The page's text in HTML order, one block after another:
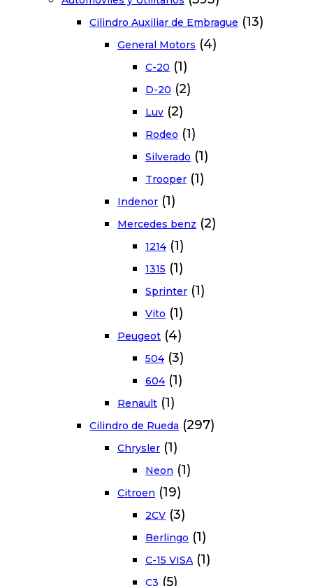
Cilindro Auxiliar de Embrague (13)
General Motors (4)
C-20 (1)
D-20 (2)
Luv (2)
Rodeo (1)
Silverado (1)
Trooper (1)
Indenor (1)
Mercedes benz (2)
1214 (1)
1315 (1)
Sprinter (1)
Vito (1)
Peugeot (4)
504 (3)
604 (1)
Renault (1)
Cilindro de Rueda (297)
Chrysler (1)
Neon (1)
Citroen (19)
2CV (3)
Berlingo (1)
C-15 VISA (1)
C3 (5)